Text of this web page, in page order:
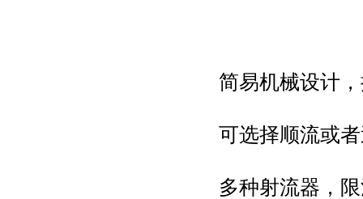
简易机械设计
可选择顺流或
多种射流器，